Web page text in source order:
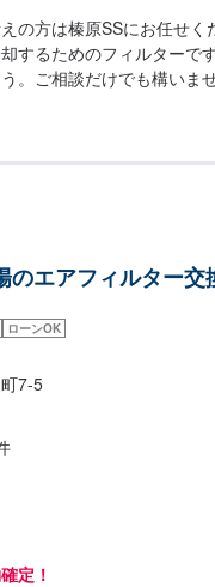
の方は榛原SSにお任せく
するためのフィルターで
。ご相談だけでも構いま
のエアフィルター交
ローンOK
7-5
定！